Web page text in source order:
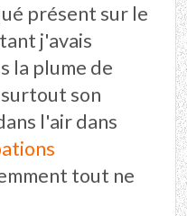
présent sur le
j'avais
la plume de
son
l'air dans
tout ne